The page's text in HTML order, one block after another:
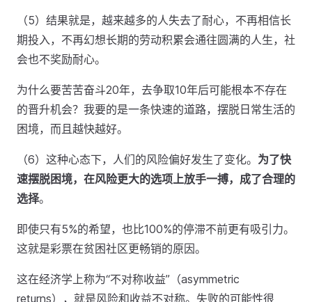
（5）结果就是，越来越多的人失去了耐心，不再相信长
期投入，不再幻想长期的劳动积累会通往圆满的人生，社
会也不奖励耐心。
为什么要苦苦奋斗20年，去争取10年后可能根本不存在
的晋升机会？我要的是一条快速的道路，摆脱日常生活的
困境，而且越快越好。
（6）这种心态下，人们的风险偏好发生了变化。 为了快
速摆脱困境，在风险更大的选项上放手一搏，成了合理的
选择。
即使只有5%的希望，也比100%的停滞不前更有吸引力。
这就是彩票在贫困社区更畅销的原因。
这在经济学上称为“不对称收益”（asymmetric
returns），就是风险和收益不对称。失败的可能性很